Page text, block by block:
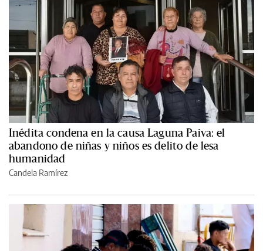
Inédita condena en la causa Laguna Paiva: el
abandono de niñas y niños es delito de lesa
humanidad
Candela Ramírez